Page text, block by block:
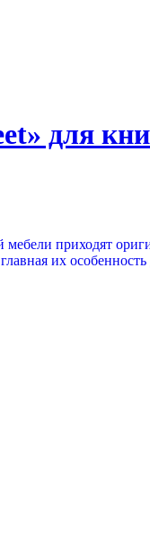
для
мебели приходят
их